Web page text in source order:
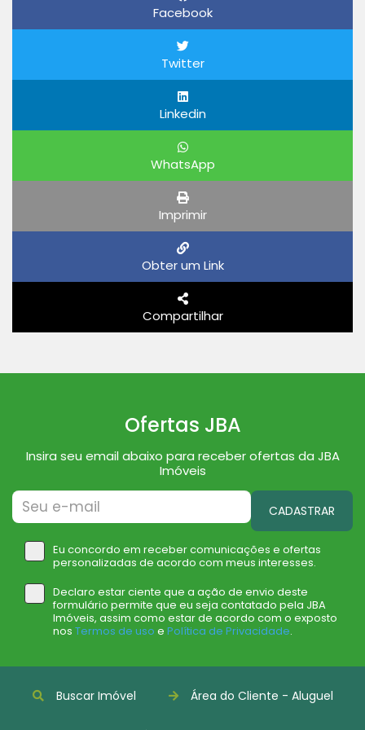
Facebook
Twitter
Linkedin
WhatsApp
Imprimir
Obter um Link
Compartilhar
Ofertas JBA
Insira seu email abaixo para receber ofertas da JBA
Imóveis
CADASTRAR
Eu concordo em receber comunicações e ofertas
personalizadas de acordo com meus interesses.
Declaro estar ciente que a ação de envio deste
formulário permite que eu seja contatado pela JBA
Imóveis, assim como estar de acordo com o exposto
nos Termos de uso e Política de Privacidade.
Buscar Imóvel Área do Cliente - Aluguel